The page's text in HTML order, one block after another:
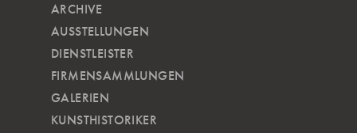
ARCHIVE
AUSSTELLUNGEN
DIENSTLEISTER
FIRMENSAMMLUNGEN
GALERIEN
KUNSTHISTORIKER